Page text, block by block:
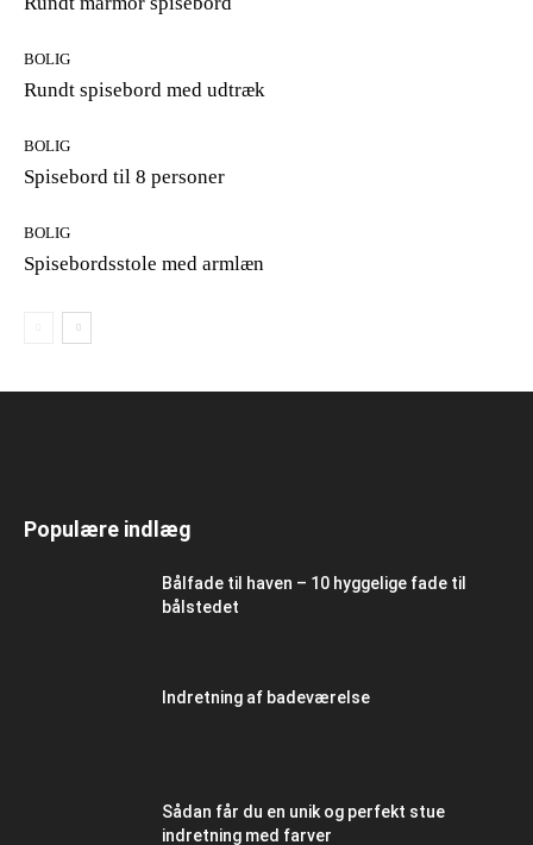
BOLIG
Rundt spisebord med udtræk
BOLIG
Spisebord til 8 personer
BOLIG
Spisebordsstole med armlæn
Populære indlæg
Bålfade til haven – 10 hyggelige fade til
bålstedet
Indretning af badeværelse
Sådan får du en unik og perfekt stue
indretning med farver